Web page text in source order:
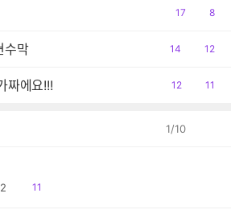
공
17
댓
8
수막
공
14
댓
12
짜에요!!!
공
12
댓
11
1/10
읽
11